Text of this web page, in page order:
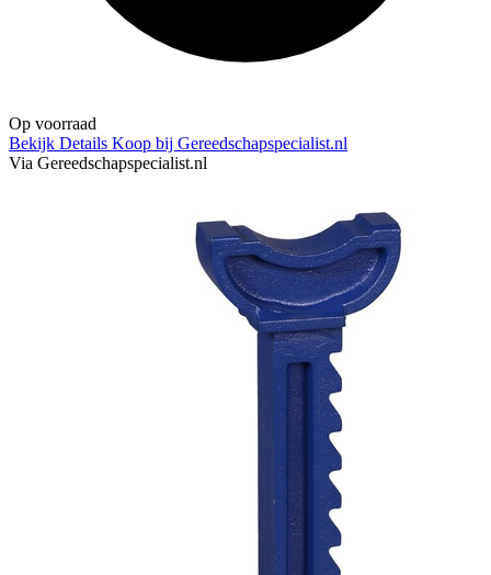
Op voorraad
Bekijk Details Koop bij Gereedschapspecialist.nl
Via Gereedschapspecialist.nl